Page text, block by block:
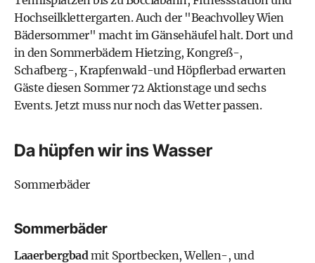
Hochseilklettergarten. Auch der "Beachvolley Wien
Bädersommer" macht im Gänsehäufel halt. Dort und
in den Sommerbädern Hietzing, Kongreß-,
Schafberg-, Krapfenwald-und Höpflerbad erwarten
Gäste diesen Sommer 72 Aktionstage und sechs
Events. Jetzt muss nur noch das Wetter passen.
Da hüpfen wir ins Wasser
Sommerbäder
Sommerbäder
Laaerbergbad mit Sportbecken, Wellen-, und